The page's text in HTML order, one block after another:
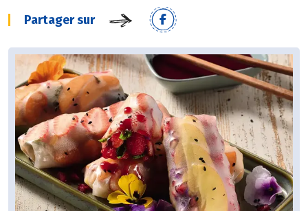
Partager sur